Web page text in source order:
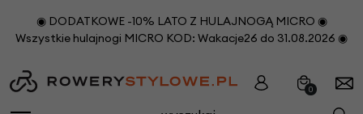
◉ DODATKOWE -10% LATO Z HULAJNOGĄ MICRO ◉
Wszystkie hulajnogi MICRO KOD: Wakacje26 do 31.08.2026 ◉
0